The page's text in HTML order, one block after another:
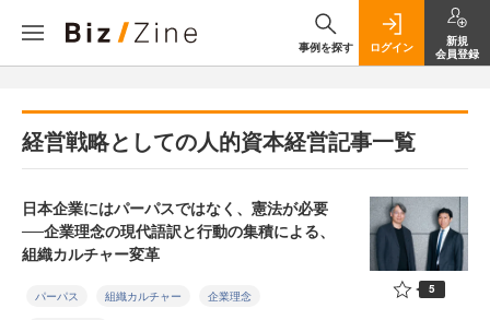
事例を探す ログイン
新規
会員登録
経営戦略としての人的資本経営記事一覧
日本企業にはパーパスではなく、憲法が必要
──企業理念の現代語訳と行動の集積による、
組織カルチャー変革
パーパス 組織カルチャー 企業理念 5